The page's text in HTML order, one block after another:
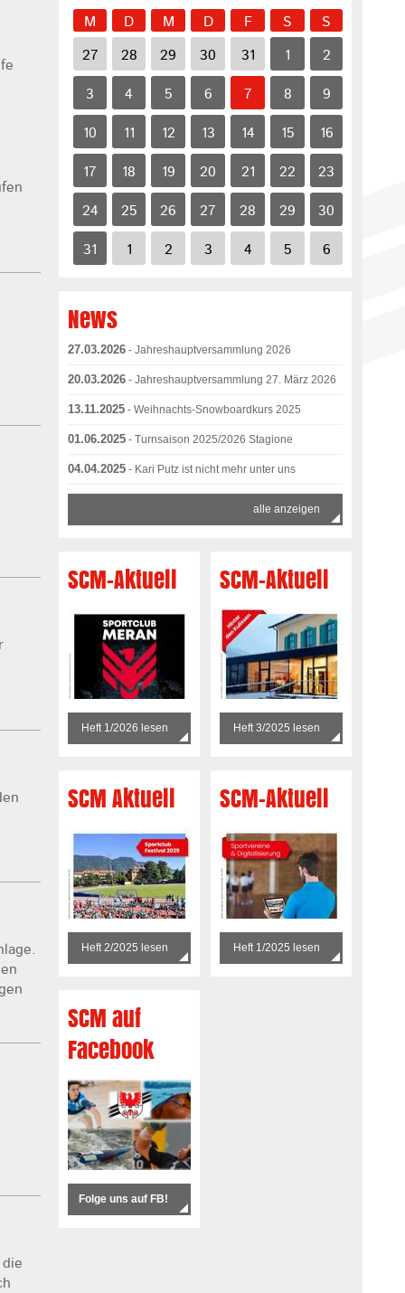
M D M D F S S
27 28 29 30 31 1 2
3 4 5 6 7 8 9
10 11 12 13 14 15 16
17 18 19 20 21 22 23
24 25 26 27 28 29 30
31 1 2 3 4 5 6
News
27.03.2026 - Jahreshauptversammlung 2026
20.03.2026 - Jahreshauptversammlung 27. März 2026
13.11.2025 - Weihnachts-Snowboardkurs 2025
01.06.2025 - Turnsaison 2025/2026 Stagione
04.04.2025 - Kari Putz ist nicht mehr unter uns
alle anzeigen
SCM-Aktuell
Heft 1/2026 lesen
SCM-Aktuell
Heft 3/2025 lesen
SCM Aktuell
Heft 2/2025 lesen
SCM-Aktuell
Heft 1/2025 lesen
SCM auf
Facebook
Folge uns auf FB!